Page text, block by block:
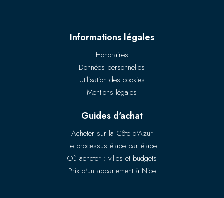
Informations légales
Honoraires
Données personnelles
Utilisation des cookies
Mentions légales
Guides d'achat
Acheter sur la Côte d'Azur
Le processus étape par étape
Où acheter : villes et budgets
Prix d'un appartement à Nice